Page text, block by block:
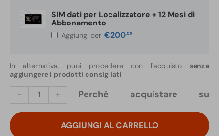
SIM dati per Localizzatore + 12 Mesi di
Abbonamento
Aggiungi per €200,00
In alternativa, puoi procedere con l'acquisto senza
aggiungere i prodotti consigliati
-
Localizzatore
4G
Wireless
+
AGGIUNGI AL CARRELLO
Perché acquistare su